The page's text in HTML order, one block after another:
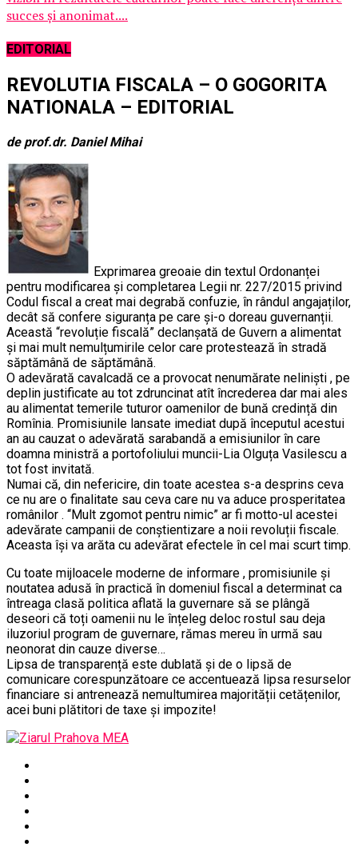
succes și anonimat....
EDITORIAL
REVOLUTIA FISCALA – O GOGORITA
NATIONALA – EDITORIAL
de prof.dr. Daniel Mihai
Exprimarea greoaie din textul Ordonanței
pentru modificarea și completarea Legii nr. 227/2015 privind
Codul fiscal a creat mai degrabă confuzie, în rândul angajaților,
decât să confere siguranța pe care și-o doreau guvernanții.
Această “revoluție fiscală” declanșată de Guvern a alimentat
și mai mult nemulțumirile celor care protestează în stradă
săptămână de săptămână.
O adevărată cavalcadă ce a provocat nenumărate neliniști , pe
deplin justificate au tot zdruncinat atît încrederea dar mai ales
au alimentat temerile tuturor oamenilor de bună credință din
Romînia. Promisiunile lansate imediat după începutul acestui
an au cauzat o adevărată sarabandă a emisiunilor în care
doamna ministră a portofoliului muncii-Lia Olguța Vasilescu a
tot fost invitată.
Numai că, din nefericire, din toate acestea s-a desprins ceva
ce nu are o finalitate sau ceva care nu va aduce prosperitatea
românilor . ‘‘Mult zgomot pentru nimic” ar fi motto-ul acestei
adevărate campanii de conștientizare a noii revoluții fiscale.
Aceasta își va arăta cu adevărat efectele în cel mai scurt timp.
Cu toate mijloacele moderne de informare , promisiunile și
noutatea adusă în practică în domeniul fiscal a determinat ca
întreaga clasă politica aflată la guvernare să se plângă
deseori că toți oamenii nu le înțeleg deloc rostul sau deja
iluzoriul program de guvernare, rămas mereu în urmă sau
neonorat din cauze diverse…
Lipsa de transparență este dublată și de o lipsă de
comunicare corespunzătoare ce accentuează lipsa resurselor
financiare si antrenează nemultumirea majorității cetățenilor,
acei buni plătitori de taxe și impozite!